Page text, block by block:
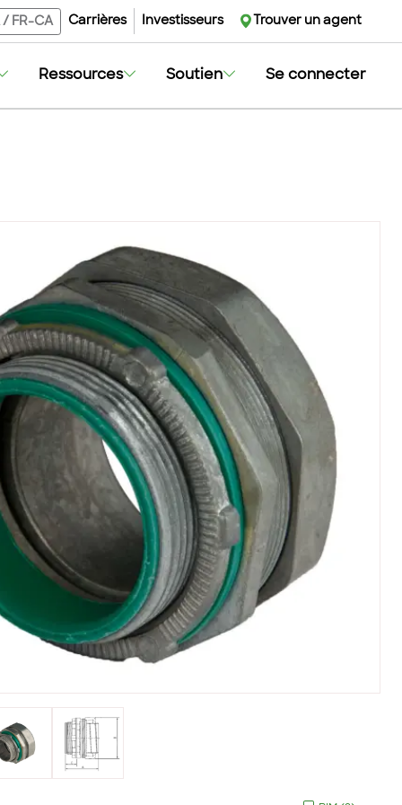
/ FR-CA Carrières Investisseurs Trouver un agent
Ressources Soutien Se connecter